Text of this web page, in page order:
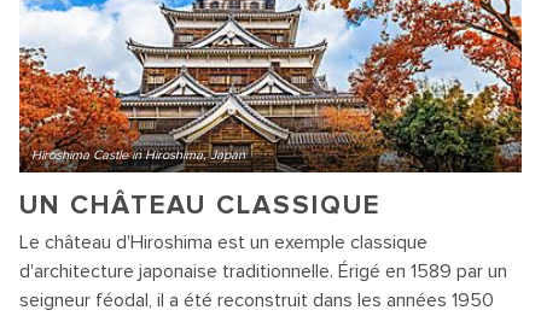
Hiroshima Castle in Hiroshima, Japan
UN CHÂTEAU CLASSIQUE
Le château d'Hiroshima est un exemple classique
d'architecture japonaise traditionnelle. Érigé en 1589 par un
seigneur féodal, il a été reconstruit dans les années 1950